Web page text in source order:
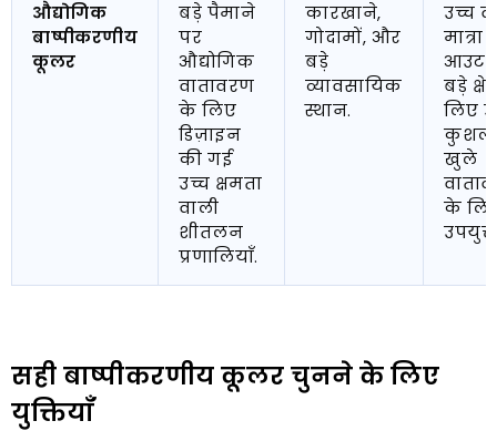
औद्योगिक
बाष्पीकरणीय
कूलर
बड़े पैमाने
पर
औद्योगिक
वातावरण
के लिए
डिज़ाइन
की गई
उच्च क्षमता
वाली
शीतलन
प्रणालियाँ.
कारखाने,
गोदामों, और
बड़े
व्यावसायिक
स्थान.
उच्च
मात्रा
बड़े
लिए
कुशल;
खुले
के
सही बाष्पीकरणीय कूलर चुनने के लिए
युक्तियाँ